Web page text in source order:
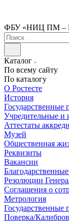
ФБУ «НИЦ ПМ –
Каталог
По всему сайту
По каталогу
О Ростесте
История
Государственные
Учредительные и
Аттестаты
Музей
Общественная
Реквизиты
Вакансии
Резолюции
Соглашения о
Метрология
Государственные
Поверка/